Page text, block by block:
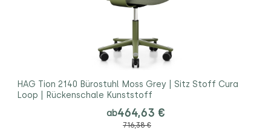
HAG Tion 2140 Bürostuhl Moss Grey | Sitz Stoff Cura
Loop | Rückenschale Kunststoff
ab464,63 €
716,38 €